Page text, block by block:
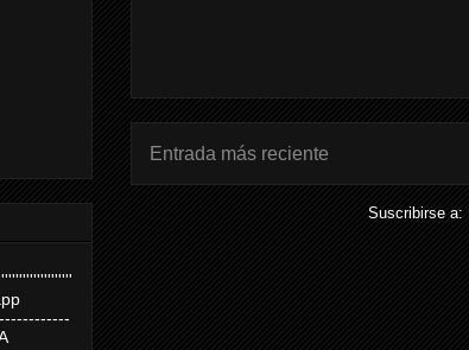
Entrada más reciente
Suscribirse a: